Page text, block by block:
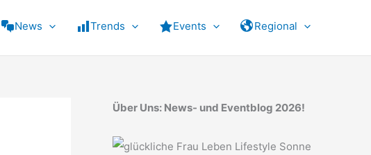
News Trends Events Regional
Über Uns: News- und Eventblog 2026!